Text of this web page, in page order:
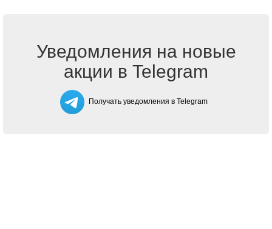
Уведомления на новые
акции в Telegram
Получать уведомления в Telegram